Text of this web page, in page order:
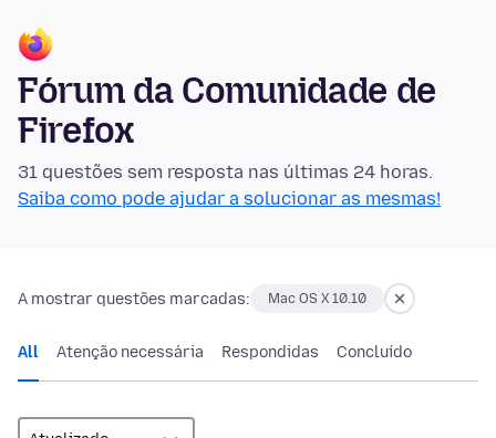
Fórum da Comunidade de
Firefox
31 questões sem resposta nas últimas 24 horas.
Saiba como pode ajudar a solucionar as mesmas!
A mostrar questões marcadas: Mac OS X 10.10
All Atenção necessária Respondidas Concluído